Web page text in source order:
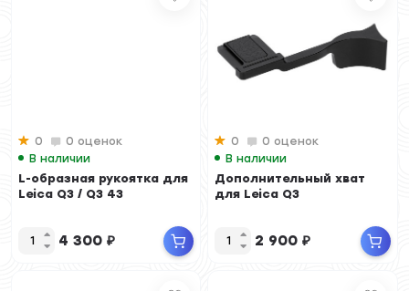
0
0 оценок
В наличии
L-образная рукоятка для
Leica Q3 / Q3 43
4 300 ₽
0
0 оценок
В наличии
Дополнительный хват
для Leica Q3
2 900 ₽